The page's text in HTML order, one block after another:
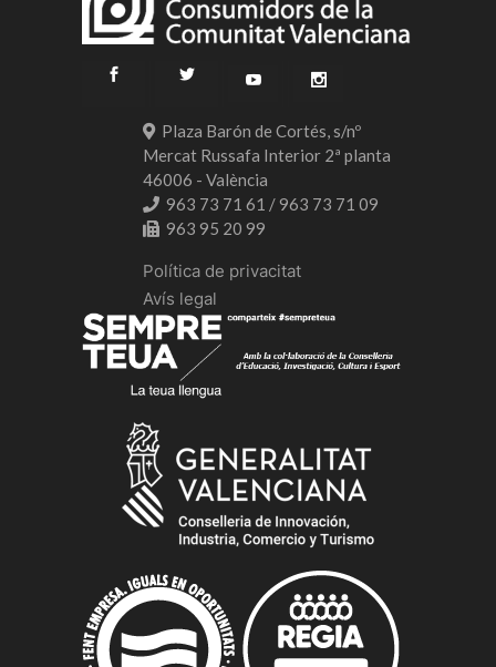
Plaza Barón de Cortés, s/nº
Mercat Russafa Interior 2ª planta
46006 - València
963 73 71 61 / 963 73 71 09
963 95 20 99
Política de privacitat
Avís legal